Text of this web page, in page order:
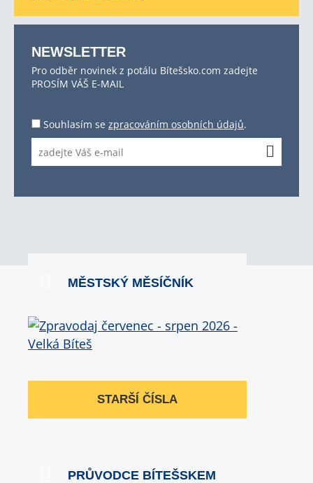
NEWSLETTER
Pro odběr novinek z potálu Bítešsko.com zadejte
PROSÍM VÁŠ E-MAIL
Souhlasím se zpracováním osobních údajů.
MĚSTSKÝ MĚSÍČNÍK
STARŠÍ ČÍSLA
PRŮVODCE BÍTEŠSKEM